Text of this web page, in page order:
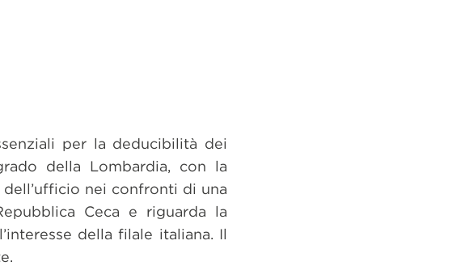
per la deducibilità dei
della Lombardia, con la
nei confronti di una
Ceca e riguarda la
della filale italiana. Il